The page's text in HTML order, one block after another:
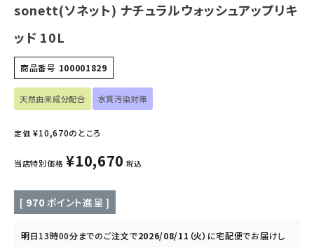
衛生用品
日用品雑貨
フェムケア
キッチン用品
sonett(ソネット) ナチュラルウォッシュアップリキ
ッド 10L
商品番号 100001829
天然由来成分配合 水質汚染対策
定価 ¥10,670のところ
当店特別価格 ¥10,670 税込
[ 970 ポイント進呈 ]
明日13時00分までのご注文で2026/08/11（火） に宅配便でお届けし